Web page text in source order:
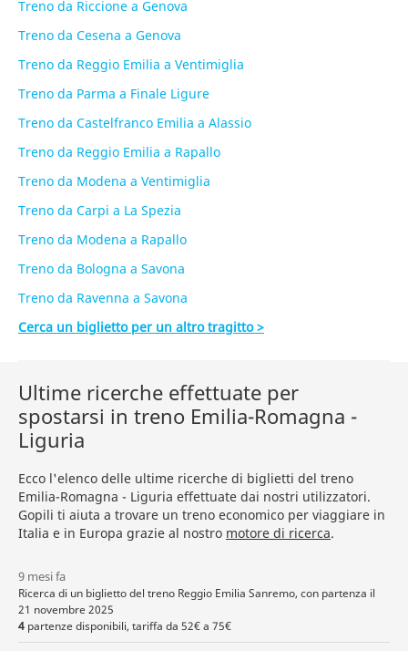
Treno da Riccione a Genova
Treno da Cesena a Genova
Treno da Reggio Emilia a Ventimiglia
Treno da Parma a Finale Ligure
Treno da Castelfranco Emilia a Alassio
Treno da Reggio Emilia a Rapallo
Treno da Modena a Ventimiglia
Treno da Carpi a La Spezia
Treno da Modena a Rapallo
Treno da Bologna a Savona
Treno da Ravenna a Savona
Cerca un biglietto per un altro tragitto >
Ultime ricerche effettuate per
spostarsi in treno Emilia-Romagna -
Liguria
Ecco l'elenco delle ultime ricerche di biglietti del treno
Emilia-Romagna - Liguria effettuate dai nostri utilizzatori.
Gopili ti aiuta a trovare un treno economico per viaggiare in
Italia e in Europa grazie al nostro motore di ricerca.
9 mesi fa
Ricerca di un biglietto del treno Reggio Emilia Sanremo, con partenza il
21 novembre 2025
4 partenze disponibili, tariffa da 52€ a 75€